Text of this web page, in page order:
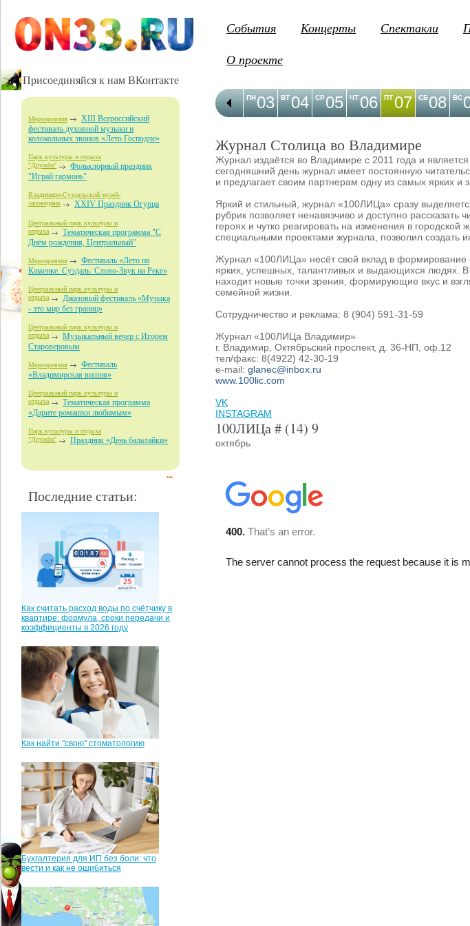
Присоединяйся к нам ВКонтакте
Мероприятия
XIII Всероссийский
фестиваль духовной музыки и
колокольных звонов «Лето Господне»
Парк культуры и отдыха
"Дружба"
Фольклорный праздник
"Играй гармонь"
Владимиро-Суздальский музей-
заповедник XXIV Праздник Огурца
Центральный парк культуры и
отдыха
Тематическая программа "С
Днём рождения, Центральный"
Мероприятия
Фестиваль «Лето на
Каменке. Суздаль: Слово-Звук на Реке»
Центральный парк культуры и
отдыха
Джазовый фестиваль «Музыка
- это мир без границ»
Центральный парк культуры и
отдыха
Музыкальный вечер с Игорем
Староверовым
Мероприятия
Фестиваль
«Владимирская вишня»
Центральный парк культуры и
отдыха
Тематическая программа
«Дарите ромашки любимым»
Парк культуры и отдыха
"Дружба" Праздник «День балалайки»
Последние статьи:
Как считать расход воды по счётчику в
квартире: формула, сроки передачи и
коэффициенты в 2026 году
Как найти "свою" стоматологию
Бухгалтерия для ИП без боли: что
вести и как не ошибиться
События Концерты Спектакли
О проекте
03
ПН 04
ВТ 05
СР 06
ЧТ 07
ПТ 08
СБ ВС
Журнал Столица во Владимире
Журнал издаётся во Владимире с 2011 года и
сегодняшний день журнал имеет постоянную
и предлагает своим партнерам одну из самых ярких
Яркий и стильный, журнал «100ЛИЦа» сразу
рубрик позволяет ненавязчиво и доступно
героях и чутко реагировать на изменения в
специальными проектами журнала, позволил создать
Журнал «100ЛИЦа» несёт свой вклад в формирование
ярких, успешных, талантливых и выдающихся людях.
находит новые точки зрения, формирующие вкус и
семейной жизни.
Сотрудничество и реклама: 8 (904) 591-31-59
Журнал «100ЛИЦа Владимир»
г. Владимир, Октябрьский проспект, д. 36-НП, оф.12
тел/факс: 8(4922) 42-30-19
e-mail: glanec@inbox.ru
www.100lic.com
VK
INSTAGRAM
100ЛИЦа # (14) 9
октябрь